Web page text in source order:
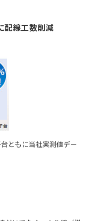
配線工数削減
ともに当社実測値デー